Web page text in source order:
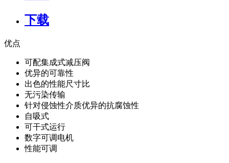
下载
优点
可配集成式减压阀
优异的可靠性
出色的性能尺寸比
无污染传输
针对侵蚀性介质优异的抗腐蚀性
自吸式
可干式运行
数字可调电机
性能可调